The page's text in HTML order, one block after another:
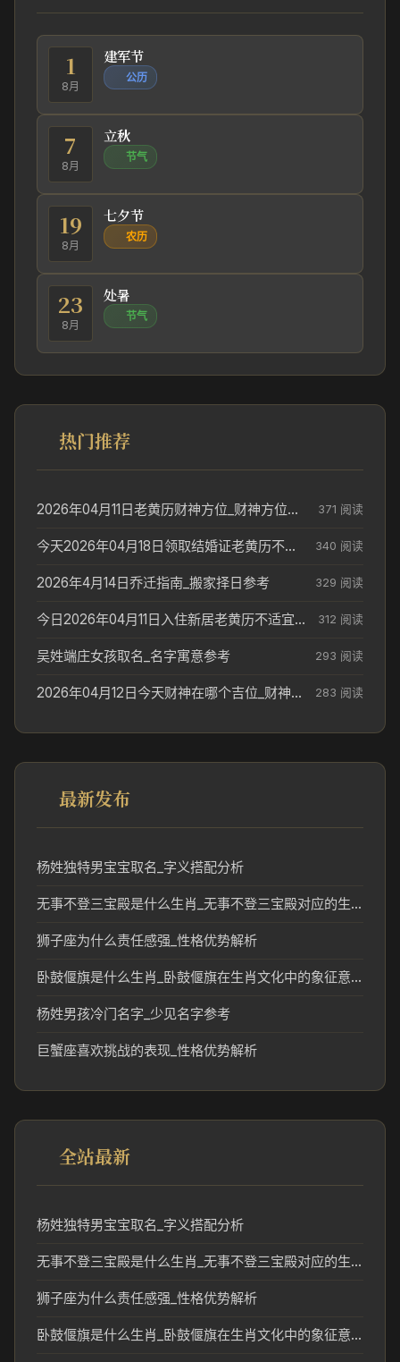
1
8月
建军节
公历
7
8月
立秋
节气
19
8月
七夕节
农历
23
8月
处暑
节气
热门推荐
2026年04月11日老黄历财神方位_财神方位与供奉讲究 371 阅读
今天2026年04月18日领取结婚证老黄历不适合吗_领证日期参考 340 阅读
2026年4月14日乔迁指南_搬家择日参考 329 阅读
今日2026年04月11日入住新居老黄历不适宜吗_搬家择日参考 312 阅读
吴姓端庄女孩取名_名字寓意参考 293 阅读
2026年04月12日今天财神在哪个吉位_财神方位参考 283 阅读
最新发布
杨姓独特男宝宝取名_字义搭配分析
无事不登三宝殿是什么生肖_无事不登三宝殿对应的生肖文化解读
狮子座为什么责任感强_性格优势解析
卧鼓偃旗是什么生肖_卧鼓偃旗在生肖文化中的象征意义
杨姓男孩冷门名字_少见名字参考
巨蟹座喜欢挑战的表现_性格优势解析
全站最新
杨姓独特男宝宝取名_字义搭配分析
无事不登三宝殿是什么生肖_无事不登三宝殿对应的生肖文化解读
狮子座为什么责任感强_性格优势解析
卧鼓偃旗是什么生肖_卧鼓偃旗在生肖文化中的象征意义